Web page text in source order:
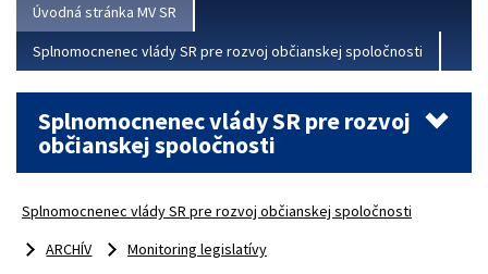
Úvodná stránka MV SR
Splnomocnenec vlády SR pre rozvoj občianskej spoločnosti
Splnomocnenec vlády SR pre rozvoj
občianskej spoločnosti
Splnomocnenec vlády SR pre rozvoj občianskej spoločnosti
ARCHÍV
Monitoring legislatívy